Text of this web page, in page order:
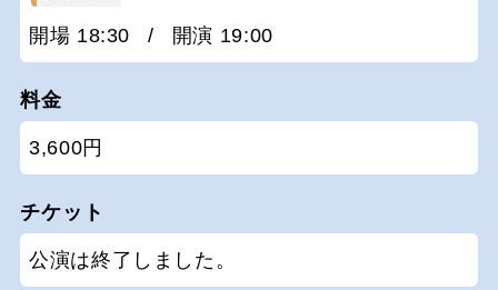
開場 18:30 / 開演 19:00
料金
3,600円
チケット
公演は終了しました。